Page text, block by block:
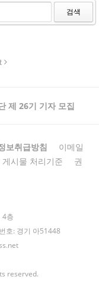
검색
제 26기 기자 모집
보취급방침
이메일
게시물 처리기준
권
4층
호: 경기 아51448
reserved.